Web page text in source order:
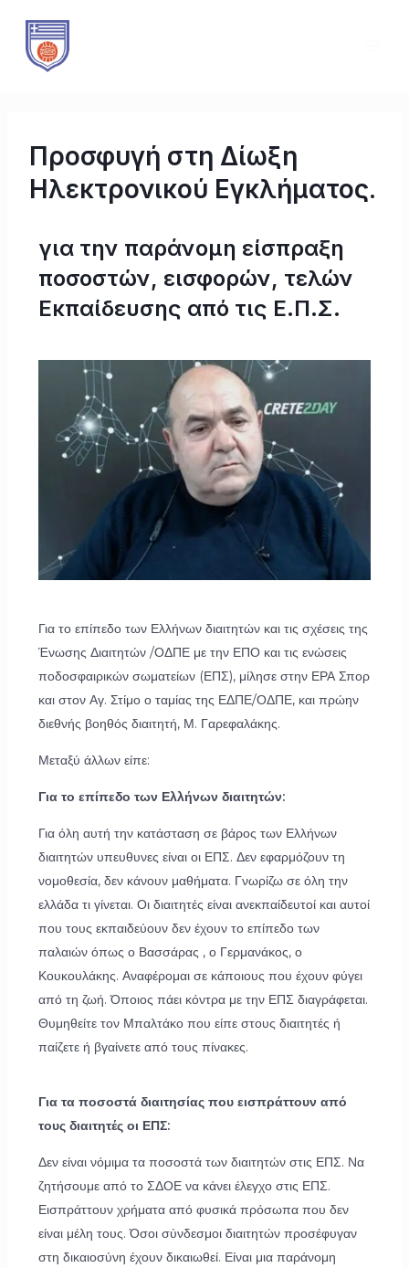
περιεχόμενο
Προσφυγή στη Δίωξη
Ηλεκτρονικού Εγκλήματος.
για την παράνομη είσπραξη
ποσοστών, εισφορών, τελών
Εκπαίδευσης από τις Ε.Π.Σ.
Για το επίπεδο των Ελλήνων διαιτητών και τις σχέσεις της
Ένωσης Διαιτητών /ΟΔΠΕ με την ΕΠΟ και τις ενώσεις
ποδοσφαιρικών σωματείων (ΕΠΣ), μίλησε στην ΕΡΑ Σπορ
και στον Αγ. Στίμο ο ταμίας της ΕΔΠΕ/ΟΔΠΕ, και πρώην
διεθνής βοηθός διαιτητή, Μ. Γαρεφαλάκης.
Μεταξύ άλλων είπε:
Για το επίπεδο των Ελλήνων διαιτητών:
Για όλη αυτή την κατάσταση σε βάρος των Ελλήνων
διαιτητών υπευθυνες είναι οι ΕΠΣ. Δεν εφαρμόζουν τη
νομοθεσία, δεν κάνουν μαθήματα. Γνωρίζω σε όλη την
ελλάδα τι γίνεται. Οι διαιτητές είναι ανεκπαίδευτοί και αυτοί
που τους εκπαιδεύουν δεν έχουν το επίπεδο των
παλαιών όπως ο Βασσάρας , ο Γερμανάκος, ο
Κουκουλάκης. Αναφέρομαι σε κάποιους που έχουν φύγει
από τη ζωή. Όποιος πάει κόντρα με την ΕΠΣ διαγράφεται.
Θυμηθείτε τον Μπαλτάκο που είπε στους διαιτητές ή
παίζετε ή βγαίνετε από τους πίνακες.
Για τα ποσοστά διαιτησίας που εισπράττουν από
τους διαιτητές οι ΕΠΣ:
Δεν είναι νόμιμα τα ποσοστά των διαιτητών στις ΕΠΣ. Να
ζητήσουμε από το ΣΔΟΕ να κάνει έλεγχο στις ΕΠΣ.
Εισπράττουν χρήματα από φυσικά πρόσωπα που δεν
είναι μέλη τους. Όσοι σύνδεσμοι διαιτητών προσέφυγαν
στη δικαιοσύνη έχουν δικαιωθεί. Είναι μια παράνομη
άρθρων